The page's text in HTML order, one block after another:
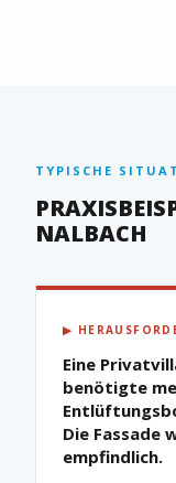
TYPISCHE
NALBACH
▶
Eine
benötigte
Die Fassade
empfindlich.